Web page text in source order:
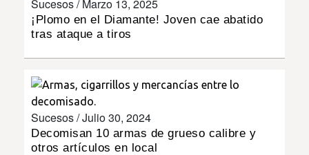
DEPORTES
INSÓLITAS
MULTIMEDIA
Sucesos /Marzo 13, 2025
¡Plomo en el Diamante! Joven cae abatido
tras ataque a tiros
Sucesos /Julio 30, 2024
Decomisan 10 armas de grueso calibre y
otros artículos en local